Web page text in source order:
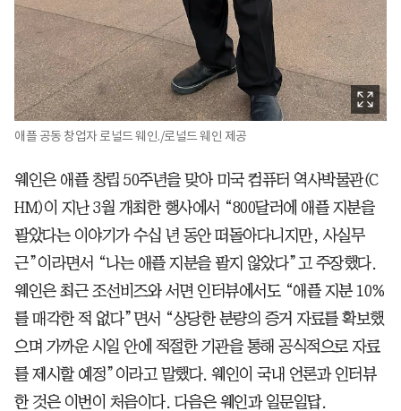
애플 공동 창업자 로널드 웨인./로널드 웨인 제공
웨인은 애플 창립 50주년을 맞아 미국 컴퓨터 역사박물관(C
HM)이 지난 3월 개최한 행사에서 “800달러에 애플 지분을
팔았다는 이야기가 수십 년 동안 떠돌아다니지만, 사실무
근”이라면서 “나는 애플 지분을 팔지 않았다”고 주장했다.
웨인은 최근 조선비즈와 서면 인터뷰에서도 “애플 지분 10%
를 매각한 적 없다”면서 “상당한 분량의 증거 자료를 확보했
으며 가까운 시일 안에 적절한 기관을 통해 공식적으로 자료
를 제시할 예정”이라고 말했다. 웨인이 국내 언론과 인터뷰
한 것은 이번이 처음이다. 다음은 웨인과 일문일답.